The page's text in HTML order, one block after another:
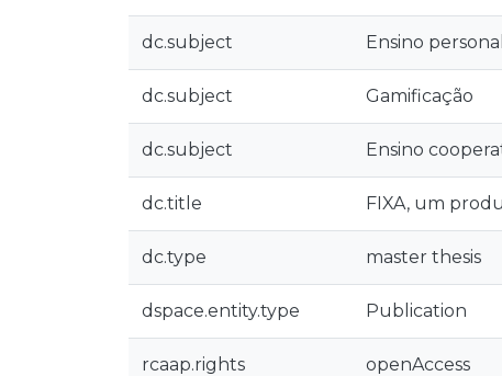
dc.subject Ensino
dc.subject Gamificação
dc.subject Ensino
dc.title FIXA, um
dc.type master thesis
dspace.entity.type Publication
rcaap.rights openAccess